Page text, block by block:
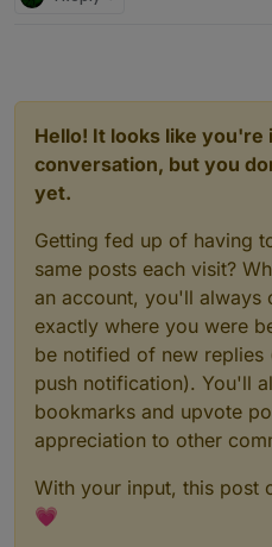
Hello! It looks like
conversation, but you
yet.
Getting fed up of having
same posts each visit?
an account, you'll always
exactly where you were
be notified of new replies
push notification). You'll
bookmarks and upvote
appreciation to other
With your input, this post
💗